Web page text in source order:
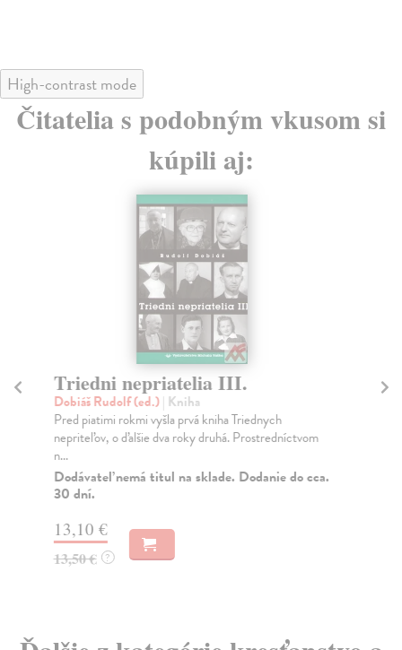
High-contrast mode
Čitatelia s podobným vkusom si
kúpili aj:
Triedni nepriatelia III.
Dobiáš Rudolf (ed.)| Kniha
Pred piatimi rokmi vyšla prvá kniha Triednych
nepriteľov, o ďalšie dva roky druhá. Prostredníctvom
n...
Dodávateľ nemá titul na sklade. Dodanie do cca.
30 dní.
13,10 €
13,50 € ?